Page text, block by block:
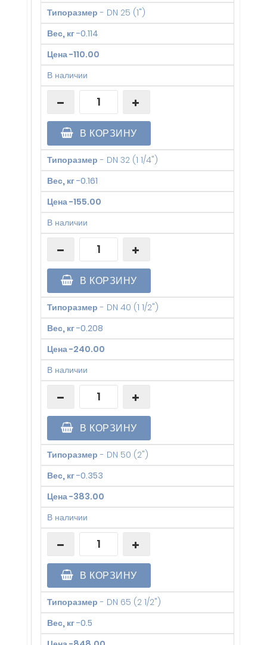
Типоразмер - DN 25 (1")
Вес, кг-0.114
Цена-110.00
В наличии
В КОРЗИНУ
Типоразмер - DN 32 (1 1/4")
Вес, кг-0.161
Цена-155.00
В наличии
В КОРЗИНУ
Типоразмер - DN 40 (1 1/2")
Вес, кг-0.208
Цена-240.00
В наличии
В КОРЗИНУ
Типоразмер - DN 50 (2")
Вес, кг-0.353
Цена-383.00
В наличии
В КОРЗИНУ
Типоразмер - DN 65 (2 1/2")
Вес, кг-0.5